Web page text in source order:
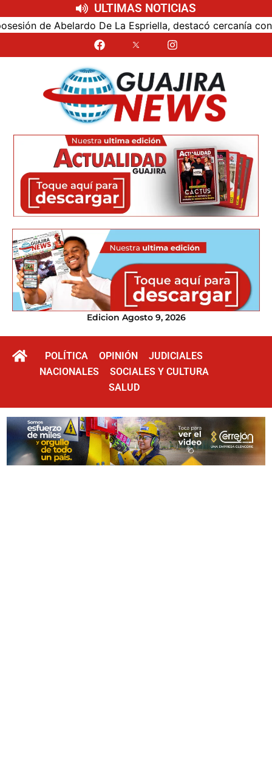
ULTIMAS NOTICIAS
Abelardo De La Espriella, destacó cercanía con el
Edicion Agosto 9, 2026
POLÍTICA OPINIÓN
JUDICIALES
NACIONALES
SOCIALES Y CULTURA
SALUD